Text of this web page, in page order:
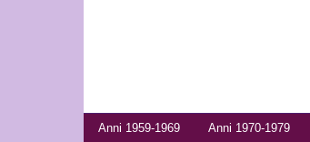
Menù anni
Anni 1959-1969 Anni 1970-1979